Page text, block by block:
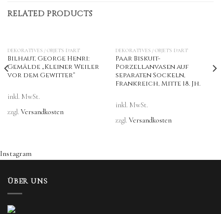
RELATED PRODUCTS
DEKORATIVES / OBJETS D'ART
Bilhaut, George Henri:
Gemälde „Kleiner Weiler
vor dem Gewitter“
inkl. MwSt.
zzgl. Versandkosten
DEKORATIVES / OBJETS D'ART
Paar Biskuit-
Porzellanvasen auf
separaten Sockeln,
Frankreich, Mitte 18. Jh.
inkl. MwSt.
zzgl. Versandkosten
Instagram
ÜBER UNS